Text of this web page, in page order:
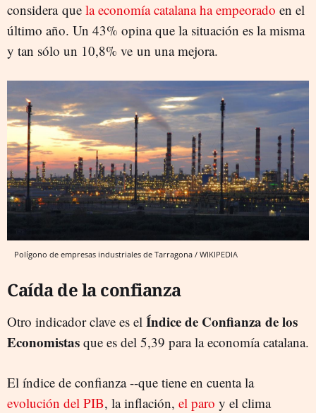
considera que la economía catalana ha empeorado en el
último año. Un 43% opina que la situación es la misma
y tan sólo un 10,8% ve un una mejora.
Polígono de empresas industriales de Tarragona / WIKIPEDIA
Caída de la confianza
Otro indicador clave es el Índice de Confianza de los
Economistas que es del 5,39 para la economía catalana.
El índice de confianza --que tiene en cuenta la
evolución del PIB, la inflación, el paro y el clima